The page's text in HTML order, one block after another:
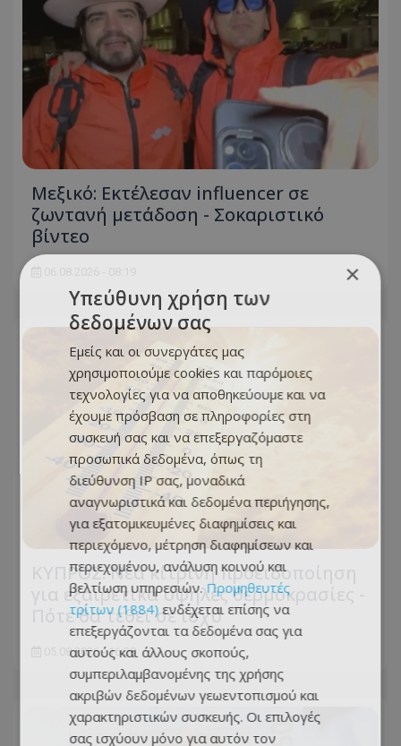
Μεξικό: Εκτέλεσαν influencer σε
ζωντανή μετάδοση - Σοκαριστικό
βίντεο
ΚΥΠΡΟΣ: Νέα κίτρινη προειδοποίηση
για εξαιρετικά υψηλές θερμοκρασίες -
Πότε θα τεθεί σε ισχύ
05.08.2026 - 16:28
×
Υπεύθυνη χρήση των
δεδομένων σας
Εμείς και οι συνεργάτες μας
χρησιμοποιούμε cookies και παρόμοιες
τεχνολογίες για να αποθηκεύουμε και να
έχουμε πρόσβαση σε πληροφορίες στη
συσκευή σας και να επεξεργαζόμαστε
προσωπικά δεδομένα, όπως τη
διεύθυνση IP σας, μοναδικά
αναγνωριστικά και δεδομένα περιήγησης,
για εξατομικευμένες διαφημίσεις και
περιεχόμενο, μέτρηση διαφημίσεων και
περιεχομένου, ανάλυση κοινού και
βελτίωση υπηρεσιών. Προμηθευτές
τρίτων (1884) ενδέχεται επίσης να
επεξεργάζονται τα δεδομένα σας για
αυτούς και άλλους σκοπούς,
συμπεριλαμβανομένης της χρήσης
ακριβών δεδομένων γεωεντοπισμού και
χαρακτηριστικών συσκευής. Οι επιλογές
σας ισχύουν μόνο για αυτόν τον